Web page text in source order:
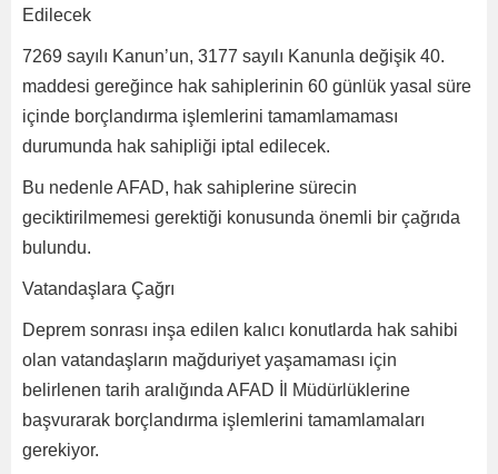
Edilecek
7269 sayılı Kanun’un, 3177 sayılı Kanunla değişik 40.
maddesi gereğince hak sahiplerinin 60 günlük yasal süre
içinde borçlandırma işlemlerini tamamlamaması
durumunda hak sahipliği iptal edilecek.
Bu nedenle AFAD, hak sahiplerine sürecin
geciktirilmemesi gerektiği konusunda önemli bir çağrıda
bulundu.
Vatandaşlara Çağrı
Deprem sonrası inşa edilen kalıcı konutlarda hak sahibi
olan vatandaşların mağduriyet yaşamaması için
belirlenen tarih aralığında AFAD İl Müdürlüklerine
başvurarak borçlandırma işlemlerini tamamlamaları
gerekiyor.